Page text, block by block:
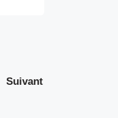
Suivant